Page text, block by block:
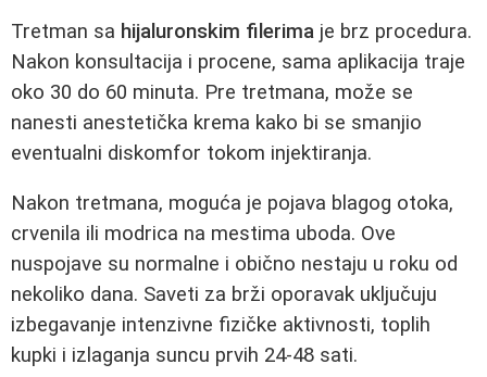
Tretman sa hijaluronskim filerima je brz procedura.
Nakon konsultacija i procene, sama aplikacija traje
oko 30 do 60 minuta. Pre tretmana, može se
nanesti anestetička krema kako bi se smanjio
eventualni diskomfor tokom injektiranja.
Nakon tretmana, moguća je pojava blagog otoka,
crvenila ili modrica na mestima uboda. Ove
nuspojave su normalne i obično nestaju u roku od
nekoliko dana. Saveti za brži oporavak uključuju
izbegavanje intenzivne fizičke aktivnosti, toplih
kupki i izlaganja suncu prvih 24-48 sati.